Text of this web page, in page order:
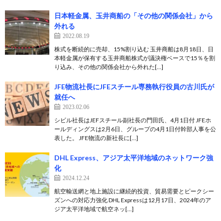
日本軽金属、玉井商船の「その他の関係会社」から
外れる
2022.08.19
株式を断続的に売却、15%割り込む 玉井商船は8月18日、日
本軽金属が保有する玉井商船株式が議決権ベースで15％を割
り込み、その他の関係会社から外れた[…]
JFE物流社長にJFEスチール専務執行役員の古川氏が
就任へ
2023.02.06
シビル社長はJEFスチール副社長の門田氏、4月1日付 JFEホ
ールディングスは2月6日、グループの4月1日付幹部人事を公
表した。 JFE物流の新社長に[…]
DHL Express、アジア太平洋地域のネットワーク強
化
2024.12.24
航空輸送網と地上施設に継続的投資、貿易需要とピークシー
ズンへの対応力強化 DHL Expressは12月17日、2024年のア
ジア太平洋地域で航空ネッ[…]